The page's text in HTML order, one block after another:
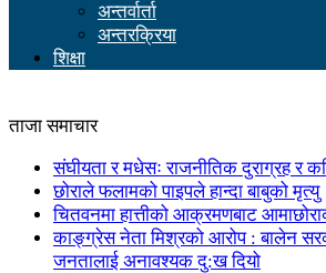
अन्तर्वार्ता
अन्तरक्रिया
शिक्षा
ताजा समाचार
संघीयता र मधेसः राजनीतिक दुराग्रह र
छोराले फलामको पाइपले हान्दा बाबुको मृत्यु
चितवनमा हात्तीको आक्रमणबाट
काङ्ग्रेस नेता मिश्रको आरोप : बालेन
जनतालाई अनावश्यक दु:ख दियो